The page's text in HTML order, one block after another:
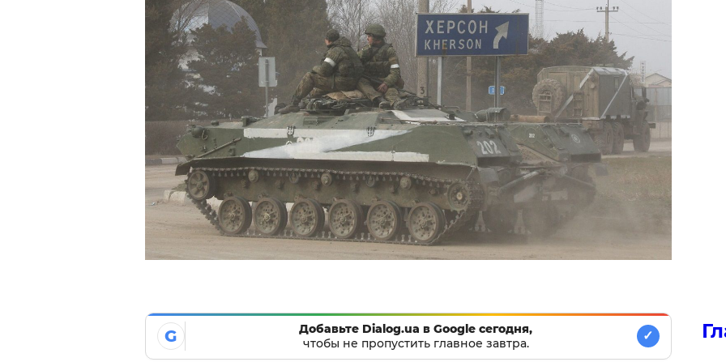
G
Добавьте Dialog.ua в Google сегодня,
чтобы не пропустить главное завтра.
✓